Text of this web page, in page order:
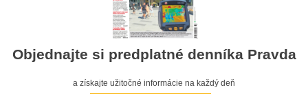
Objednajte si predplatné denníka Pravda
a získajte užitočné informácie na každý deň